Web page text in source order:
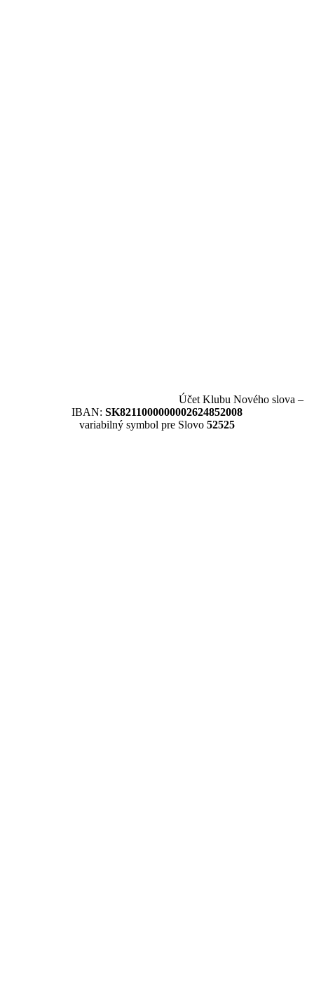
Účet Klubu Nového slova –
IBAN: SK8211000000002624852008
variabilný symbol pre Slovo 52525